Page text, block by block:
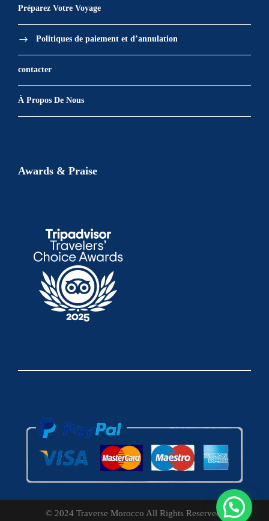
Préparez Votre Voyage
Politiques de paiement et d’annulation
contacter
À Propos De Nous
Awards & Praise
© 2024 Traverse Morocco All Rights Reserved.